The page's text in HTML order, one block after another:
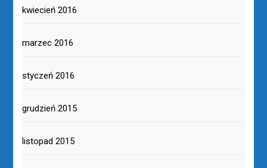
kwiecień 2016
marzec 2016
styczeń 2016
grudzień 2015
listopad 2015